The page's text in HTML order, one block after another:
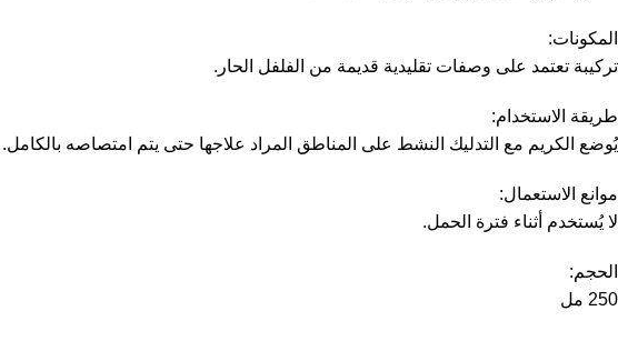
المكونات:
تركيبة تعتمد على وصفات تقليدية قديمة من الفلفل الحار.
طريقة الاستخدام:
يُوضع الكريم مع التدليك النشط على المناطق المراد علاجها حتى يتم امتصاصه بالكامل.
موانع الاستعمال:
لا يُستخدم أثناء فترة الحمل.
الحجم:
250 مل